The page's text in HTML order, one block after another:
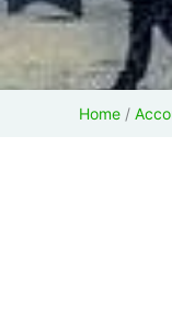
Home /